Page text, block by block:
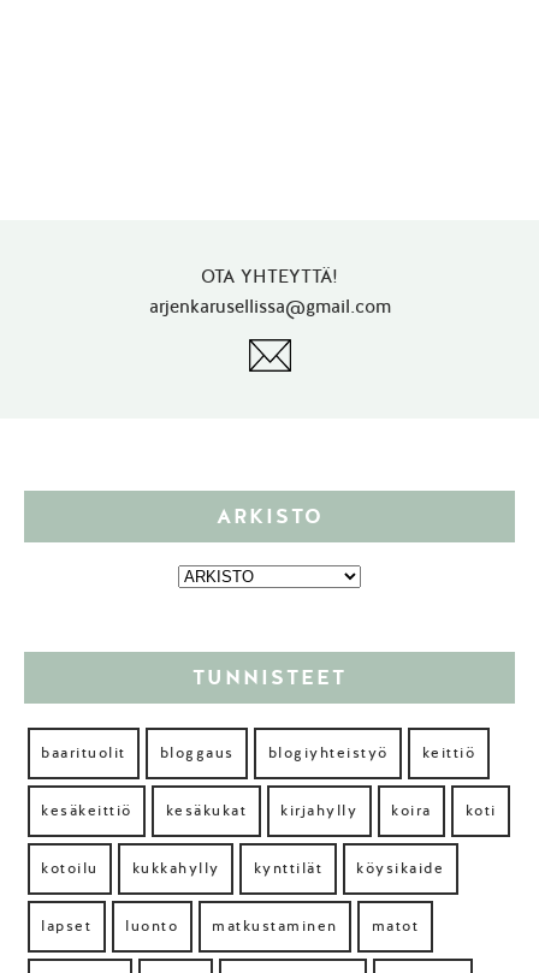
OTA YHTEYTTÄ!
arjenkarusellissa@gmail.com
ARKISTO
TUNNISTEET
baarituolit bloggaus blogiyhteistyö keittiö
kesäkeittiö kesäkukat kirjahylly koira koti
kotoilu kukkahylly kynttilät köysikaide
lapset luonto matkustaminen matot